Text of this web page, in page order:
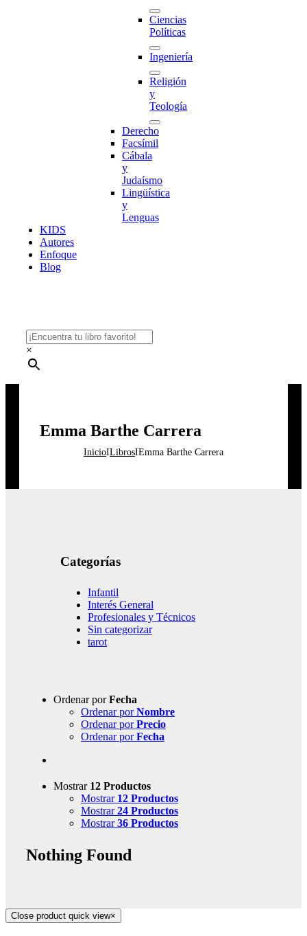
Ciencias
Políticas
Ingeniería
Religión
y
Teología
Derecho
Facsímil
Cábala
y
Judaísmo
Lingüística
y
Lenguas
KIDS
Autores
Enfoque
Blog
×
Emma Barthe Carrera
InicioILibrosIEmma Barthe Carrera
Categorías
Infantil
Interés General
Profesionales y Técnicos
Sin categorizar
tarot
Ordenar porFecha
Ordenar porNombre
Ordenar porPrecio
Ordenar porFecha
Mostrar 12 Productos
Mostrar 12 Productos
Mostrar24 Productos
Mostrar36 Productos
Nothing Found
Close product quick view×